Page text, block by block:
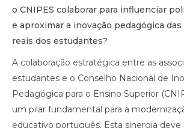
o CNIPES colaborar para influenciar
e aproximar a inovação pedagógica
reais dos estudantes?
A colaboração estratégica entre as
estudantes e o Conselho Nacional de
Pedagógica para o Ensino Superior
um pilar fundamental para a
educativo português. Esta sinergia deve